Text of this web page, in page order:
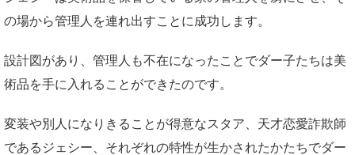
の場から管理人を連れ出すことに成功します。
設計図があり、管理人も不在になったことでダー子たちは美
術品を手に入れることができたのです。
変装や別人になりきることが得意なスタア、天才恋愛詐欺師
であるジェシー、それぞれの特性が生かされたかたちでダー